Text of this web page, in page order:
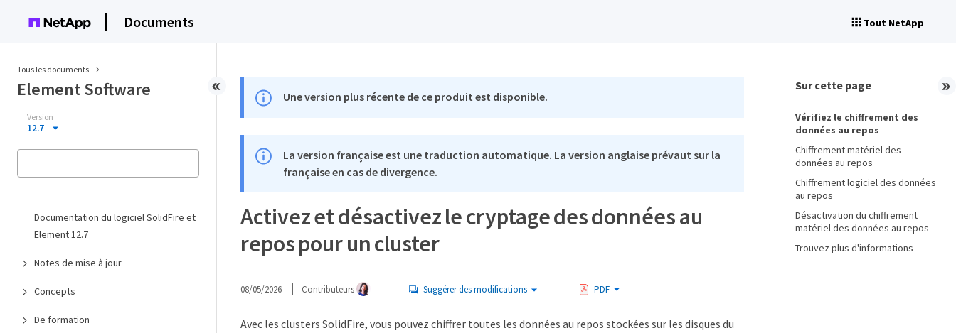
Documents Tout NetApp
Tous les documents
Element Software
Version
12.7
Documentation du logiciel SolidFire et
Element 12.7
Notes de mise à jour
Concepts
De formation
Une version plus récente de ce produit est disponible.
La version française est une traduction automatique. La version anglaise prévaut sur la
française en cas de divergence.
Activez et désactivez le cryptage des données au
repos pour un cluster
08/05/2026 Contributeurs Suggérer des modifications PDF
Avec les clusters SolidFire, vous pouvez chiffrer toutes les données au repos stockées sur les disques du
Sur cette page
Vérifiez le chiffrement des
données au repos
Chiffrement matériel des
données au repos
Chiffrement logiciel des données
au repos
Désactivation du chiffrement
matériel des données au repos
Trouvez plus d'informations